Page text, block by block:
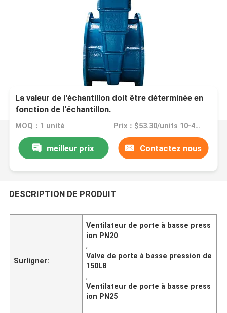
La valeur de l'échantillon doit être déterminée en
fonction de l'échantillon.
MOQ：1 unité Prix：$53.30/units 10-499 units
meilleur prix Contactez nous
DESCRIPTION DE PRODUIT
Surligner:
Ventilateur de porte à basse press
ion PN20
,
Valve de porte à basse pression de
150LB
,
Ventilateur de porte à basse press
ion PN25